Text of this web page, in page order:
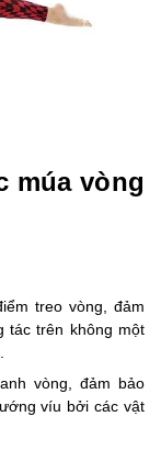
múa vòng
treo vòng, đảm
tác trên không một
vòng, đảm bảo
víu bởi các vật